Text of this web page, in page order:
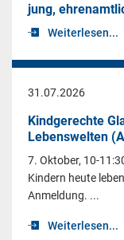
jung,
Weiterlesen...
31.07.2026
Kindgerechte
Lebenswelten
7. Oktober, 10-
Kindern heute
Anmeldung. ...
Weiterlesen...